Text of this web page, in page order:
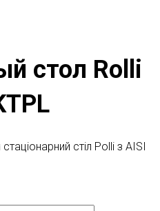
стол Rolli
стіл Рolli з AISI